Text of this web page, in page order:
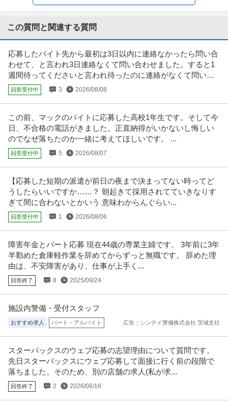
年収579万円〜1,002万円
残業10h程度｜土日祝｜”…続きを見る
経理（財務会計） ／ 経理／土日祝休み／服装自由／賞与4か月分
／平均年齢30代／残業月10時間
株式会社林電子
正社員 交通費支給 昇給あり 在宅ワーク
年収300万円〜500万円
【職種】管理＞経理（財務会計） 【業種】IT・インターネット＞ソフトウエ
ア ※会員属性などに応じ、
…続きを見る
提供：ビズリーチ
総務 ／ 総務人事 土日祝休み／残業ほぼなし
株式会社ダイケンホールディングス
【職種】管理＞総務 【業種】不動産＞不動産管理 ※会員属性などに応じ、当
該求人をビズリーチ上で閲覧
…続きを見る
提供：ビズリーチ
残業ほぼなし
新着 正社員 交通費支給 学歴不問 昇給あり
月給25万円〜35万円
仕事内容：＼経理経験を活かして、安定企業で長く働きませんか？／ 創業40
年以上の電気設備工事会社で…続きを見る
提供：有限会社石田電機
社会福祉士 資格必須／医療ソーシャルワーカー／土日祝休み／M
SW／病院
医療法人社団真清の会/南多摩クリニック
月給20万円〜30万円
＜土曜日・日曜日・祝日休み＞整形外科・内科・訪問診療クリニックにて訪
問診療相談員のお仕事です＠町田 …続きを見る
この質問と関連する質問
応募したバイト先から最初は3日以内に連絡なかったら問い合
わせて、と言われ3日連絡なくて問い合わせました。すると1
週間待ってくださいと言われ待ったのに連絡がなくて問い合
わせました。
回答受付中 3 2026/08/08
この前、マックのバイトに応募した高校1年生です。そして今
日、不合格の電話がきました。正直納得がいかないし悔しい
のでなぜ落ちたのか一緒に考えてほしいです。 ...
回答受付中 5 2026/08/07
【応募した短期の派遣が前日の夜まで決まってない時ってど
うしたらいいですか……？ 朝起きて採用されてていきなりす
ぎて間に合わないとかいう 意味わからんぐらい...
回答受付中 1 2026/08/06
障害年金とパート応募 現在44歳の専業主婦です。 3年前に3年
半勤めた倉庫軽作業を辞めてからずっと無職です。 辞めた理
由は、不安障害があり、仕事が上手く...
回答終了 8 2025/09/24
施設内警備・受付スタッフ
おすすめ求人 パート・アルバイト 広告：シンテイ警備株式会社 茨城支社
スターバックスのウェブ応募の志望理由について質問です。
先日スターバックスにウェブ応募して面接に行く前の段階で
落ちました。そのため、別の店舗の求人(私が求...
回答終了 2 2026/06/16